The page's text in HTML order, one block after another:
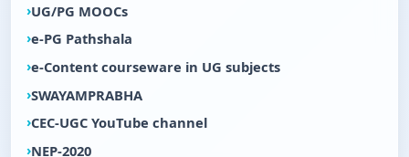
UG/PG MOOCs
e-PG Pathshala
e-Content courseware in UG subjects
SWAYAMPRABHA
CEC-UGC YouTube channel
NEP-2020